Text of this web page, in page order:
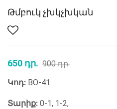
Թմբուկ չխկչխկան
650 դր. 900 դր.
Կոդ: BO-41
Տարիք: 0-1, 1-2,